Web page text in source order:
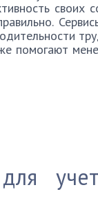
своих
помогают